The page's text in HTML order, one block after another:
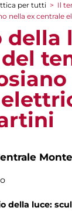
per tutti > Il
nella ex centrale
della
della luce: